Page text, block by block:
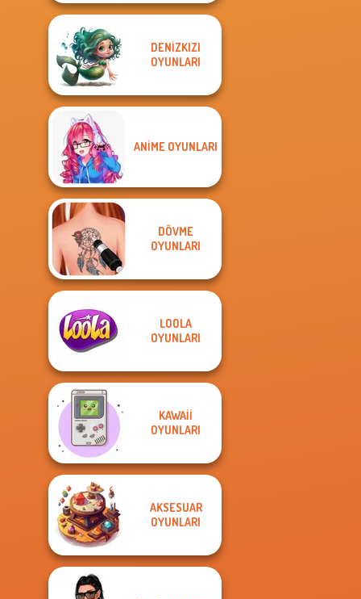
DENIZKIZI
OYUNLARI
ANIME OYUNLARI
DÖVME
OYUNLARI
LOOLA
OYUNLARI
KAWAII
OYUNLARI
AKSESUAR
OYUNLARI